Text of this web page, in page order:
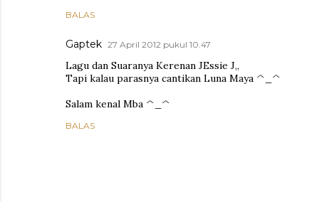
BALAS
Gaptek 27 April 2012 pukul 10.47
Lagu dan Suaranya Kerenan JEssie J,,
Tapi kalau parasnya cantikan Luna Maya ^_^
Salam kenal Mba ^_^
BALAS